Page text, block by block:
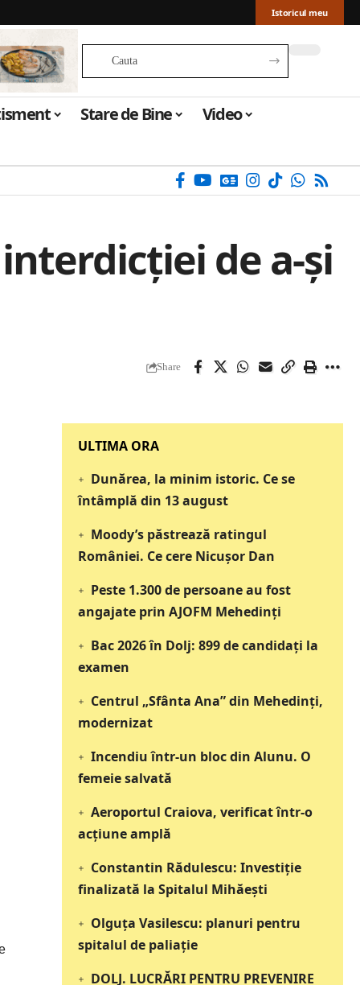
Istoricul meu
Stare de Bine Video
de a-și
Share
‎‎‎‎‎‎‎ULTIMA ORA
Dunărea, la minim istoric. Ce se
întâmplă din 13 august
Moody’s păstrează ratingul
României. Ce cere Nicușor Dan
Peste 1.300 de persoane au fost
angajate prin AJOFM Mehedinți
Bac 2026 în Dolj: 899 de candidați la
examen
Centrul „Sfânta Ana” din Mehedinți,
modernizat
Incendiu într-un bloc din Alunu. O
femeie salvată
Aeroportul Craiova, verificat într-o
acțiune amplă
Constantin Rădulescu: Investiție
finalizată la Spitalul Mihăești
Olguța Vasilescu: planuri pentru
spitalul de paliație
DOLJ. LUCRĂRI PENTRU PREVENIRE